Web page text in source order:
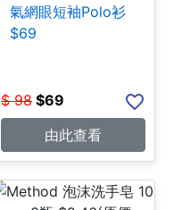
氣網眼短袖Polo衫
$69
$ 98 $69
由此查看